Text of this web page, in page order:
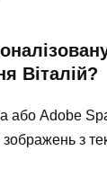
Віталій?
або Adobe
зображень з